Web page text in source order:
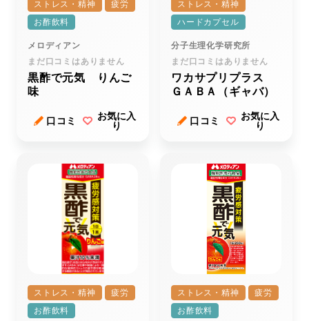
ストレス・精神
疲労
お酢飲料
メロディアン
まだ口コミはありません
黒酢で元気 りんご
味
口コミ
お気に入
り
ストレス・精神
ハードカプセル
分子生理化学研究所
まだ口コミはありません
ワカサプリプラス
ＧＡＢＡ（ギャバ）
口コミ
お気に入
り
ストレス・精神
疲労
お酢飲料
ストレス・精神
疲労
お酢飲料